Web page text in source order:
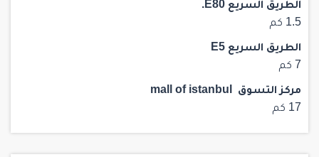
الطريق السريع E80.
1.5 كم
الطريق السريع E5
7 كم
مركز التسوق mall of istanbul
17 كم